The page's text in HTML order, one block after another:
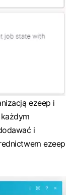
ezeep i
i
ezeep